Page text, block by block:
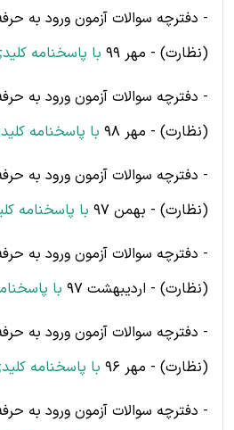
- دفترچه سوالات آزمون ورود به
(نظارت) - مهر 99
با پاسخنامه
- دفترچه سوالات آزمون ورود به
(نظارت) - مهر 98
با پاسخنامه
- دفترچه سوالات آزمون ورود به
(نظارت) - بهمن 97
با پاسخنامه
- دفترچه سوالات آزمون ورود به
(نظارت) - اردیبهشت 97
با
- دفترچه سوالات آزمون ورود به
(نظارت) - مهر 96
با پاسخنامه
- دفترچه سوالات آزمون ورود به